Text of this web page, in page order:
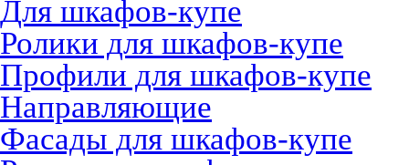
Для шкафов-купе
Ролики для шкафов-купе
Профили для шкафов-купе
Направляющие
Фасады для шкафов-купе